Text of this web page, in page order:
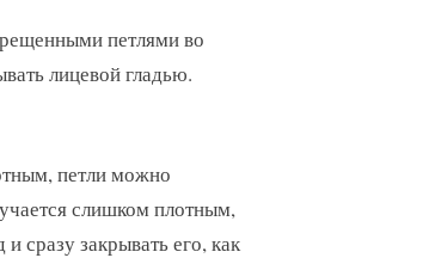
петлями во
лицевой гладью.
петли можно
слишком плотным,
сразу закрывать его, как